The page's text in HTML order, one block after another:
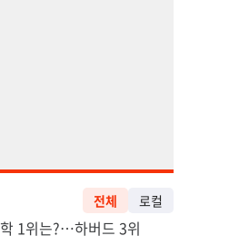
전체 로컬
1위는?…하버드 3위